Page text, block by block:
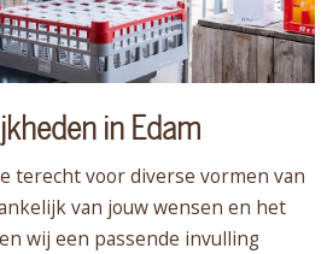
in Edam
terecht voor diverse vormen van
van jouw wensen en het
wij een passende invulling